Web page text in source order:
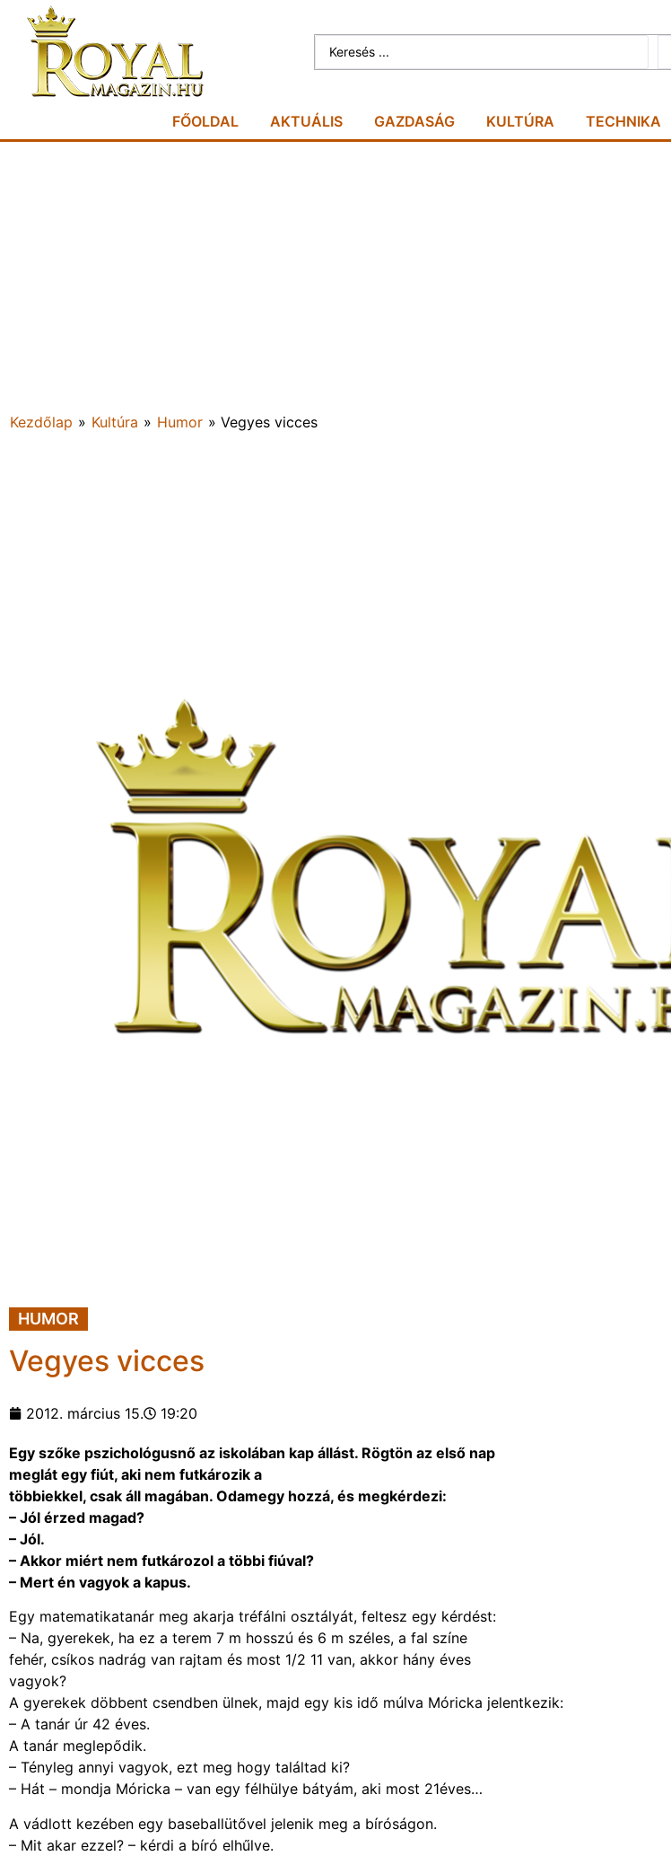
FŐOLDAL AKTUÁLIS GAZDASÁG KULTÚRA TECHNIKA
Kezdőlap » Kultúra » Humor » Vegyes vicces
HUMOR
Vegyes vicces
2012. március 15. 19:20
Egy szőke pszichológusnő az iskolában kap állást. Rögtön az első nap
meglát egy fiút, aki nem futkározik a
többiekkel, csak áll magában. Odamegy hozzá, és megkérdezi:
– Jól érzed magad?
– Jól.
– Akkor miért nem futkározol a többi fiúval?
– Mert én vagyok a kapus.
Egy matematikatanár meg akarja tréfálni osztályát, feltesz egy kérdést:
– Na, gyerekek, ha ez a terem 7 m hosszú és 6 m széles, a fal színe
fehér, csíkos nadrág van rajtam és most 1/2 11 van, akkor hány éves
vagyok?
A gyerekek döbbent csendben ülnek, majd egy kis idő múlva Móricka jelentkezik:
– A tanár úr 42 éves.
A tanár meglepődik.
– Tényleg annyi vagyok, ezt meg hogy találtad ki?
– Hát – mondja Móricka – van egy félhülye bátyám, aki most 21éves…
A vádlott kezében egy baseballütővel jelenik meg a bíróságon.
– Mit akar ezzel? – kérdi a bíró elhűlve.